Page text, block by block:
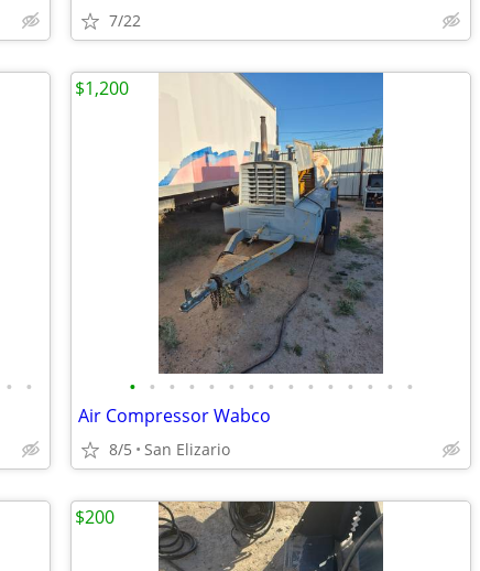
7/22
• • • • • • • • • • • • • • • • •
Air Compressor Wabco
8/5 San Elizario
$1,200
$200